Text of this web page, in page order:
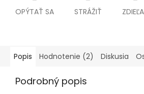
OPÝTAŤ SA STRÁŽIŤ
Popis Hodnotenie (2) Diskusia
Podrobný popis